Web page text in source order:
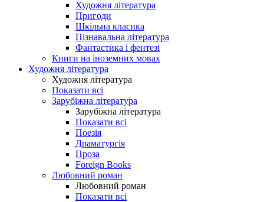
Художня література
Пригоди
Шкільна класика
Пізнавальна література
Фантастика і фентезі
Книги на іноземних мовах
Художня література
Художня література
Показати всі
Зарубіжна література
Зарубіжна література
Показати всі
Поезія
Драматургія
Проза
Foreign Books
Любовний роман
Любовний роман
Показати всі